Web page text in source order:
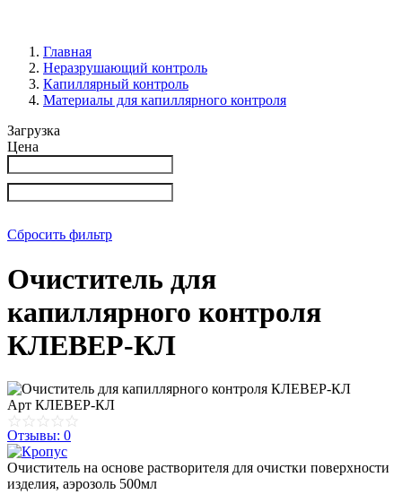
Главная
Неразрушающий контроль
Капиллярный контроль
Материалы для капиллярного контроля
Загрузка
Цена
Сбросить фильтр
Очиститель для
капиллярного контроля
КЛЕВЕР-КЛ
Арт КЛЕВЕР-КЛ
Отзывы: 0
Очиститель на основе растворителя для очистки поверхности
изделия, аэрозоль 500мл